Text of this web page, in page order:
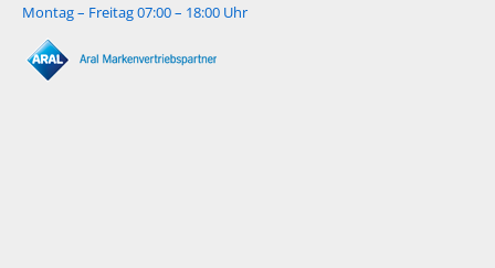
Montag – Freitag 07:00 – 18:00 Uhr